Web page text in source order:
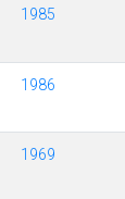
1985
1986
1969